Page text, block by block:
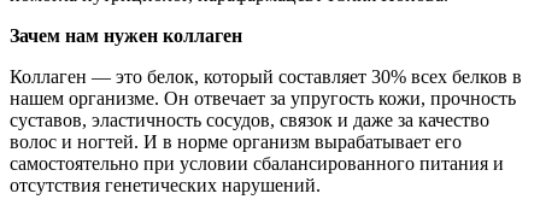
Зачем нам нужен коллаген
Коллаген — это белок, который составляет 30% всех белков в
нашем организме. Он отвечает за упругость кожи, прочность
суставов, эластичность сосудов, связок и даже за качество
волос и ногтей. И в норме организм вырабатывает его
самостоятельно при условии сбалансированного питания и
отсутствия генетических нарушений.